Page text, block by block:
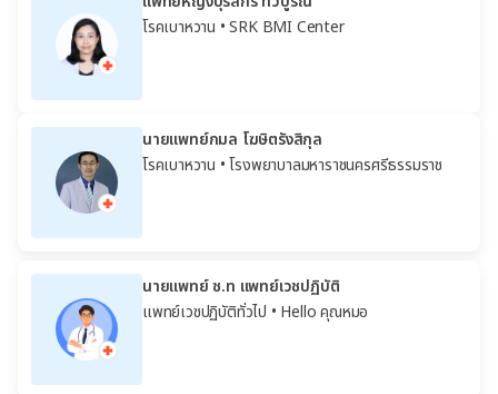
โรคเบาหวาน • SRK BMI Center
นายแพทย์กมล โฆษิตรังสิกุล
โรคเบาหวาน • โรงพยาบาลมหาราชนครศรีธรรมราช
นายแพทย์ ช.ท แพทย์เวชปฏิบัติ
แพทย์เวชปฏิบัติทั่วไป • Hello คุณหมอ